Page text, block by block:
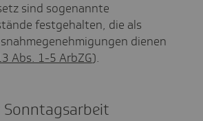
sind sogenannte
festgehalten, die als
dienen
Abs. 1-5 ArbZG).